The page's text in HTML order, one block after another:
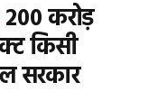
200 करोड़
किसी
सरकार